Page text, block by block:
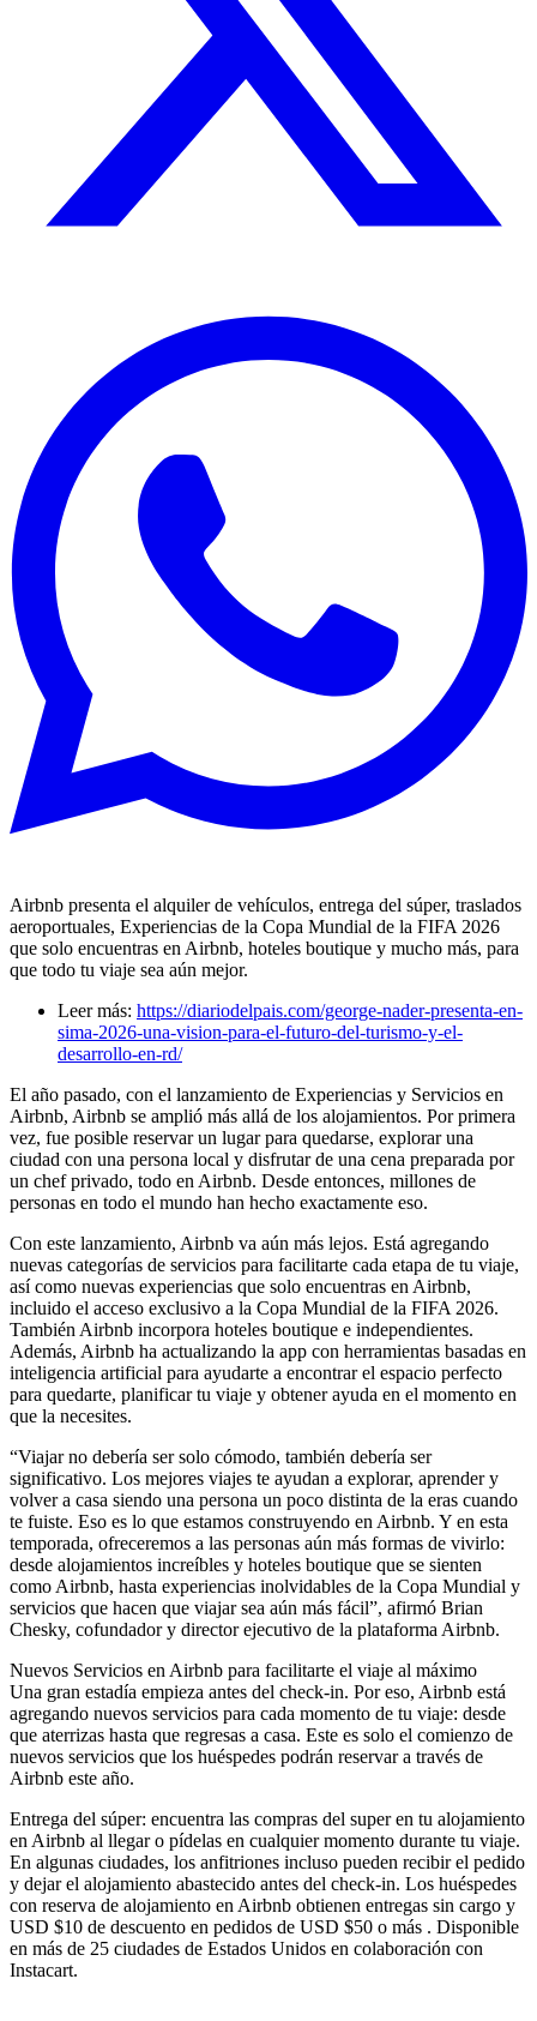
Airbnb presenta el alquiler de vehículos, entrega del súper, traslados
aeroportuales, Experiencias de la Copa Mundial de la FIFA 2026
que solo encuentras en Airbnb, hoteles boutique y mucho más, para
que todo tu viaje sea aún mejor.
Leer más: https://diariodelpais.com/george-nader-presenta-en-
sima-2026-una-vision-para-el-futuro-del-turismo-y-el-
desarrollo-en-rd/
El año pasado, con el lanzamiento de Experiencias y Servicios en
Airbnb, Airbnb se amplió más allá de los alojamientos. Por primera
vez, fue posible reservar un lugar para quedarse, explorar una
ciudad con una persona local y disfrutar de una cena preparada por
un chef privado, todo en Airbnb. Desde entonces, millones de
personas en todo el mundo han hecho exactamente eso.
Con este lanzamiento, Airbnb va aún más lejos. Está agregando
nuevas categorías de servicios para facilitarte cada etapa de tu viaje,
así como nuevas experiencias que solo encuentras en Airbnb,
incluido el acceso exclusivo a la Copa Mundial de la FIFA 2026.
También Airbnb incorpora hoteles boutique e independientes.
Además, Airbnb ha actualizando la app con herramientas basadas en
inteligencia artificial para ayudarte a encontrar el espacio perfecto
para quedarte, planificar tu viaje y obtener ayuda en el momento en
que la necesites.
“Viajar no debería ser solo cómodo, también debería ser
significativo. Los mejores viajes te ayudan a explorar, aprender y
volver a casa siendo una persona un poco distinta de la eras cuando
te fuiste. Eso es lo que estamos construyendo en Airbnb. Y en esta
temporada, ofreceremos a las personas aún más formas de vivirlo:
desde alojamientos increíbles y hoteles boutique que se sienten
como Airbnb, hasta experiencias inolvidables de la Copa Mundial y
servicios que hacen que viajar sea aún más fácil”, afirmó Brian
Chesky, cofundador y director ejecutivo de la plataforma Airbnb.
Nuevos Servicios en Airbnb para facilitarte el viaje al máximo
Una gran estadía empieza antes del check-in. Por eso, Airbnb está
agregando nuevos servicios para cada momento de tu viaje: desde
que aterrizas hasta que regresas a casa. Este es solo el comienzo de
nuevos servicios que los huéspedes podrán reservar a través de
Airbnb este año.
Entrega del súper: encuentra las compras del super en tu alojamiento
en Airbnb al llegar o pídelas en cualquier momento durante tu viaje.
En algunas ciudades, los anfitriones incluso pueden recibir el pedido
y dejar el alojamiento abastecido antes del check-in. Los huéspedes
con reserva de alojamiento en Airbnb obtienen entregas sin cargo y
USD $10 de descuento en pedidos de USD $50 o más . Disponible
en más de 25 ciudades de Estados Unidos en colaboración con
Instacart.